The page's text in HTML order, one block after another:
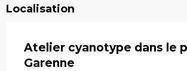
Localisation
Atelier cyanotype dans le
Garenne